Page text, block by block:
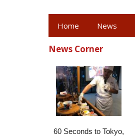
Home News
News Corner
60 Seconds to Tokyo,